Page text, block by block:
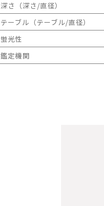
深さ（深さ/直径）
テーブル（テーブル/直径）
蛍光性
鑑定機関